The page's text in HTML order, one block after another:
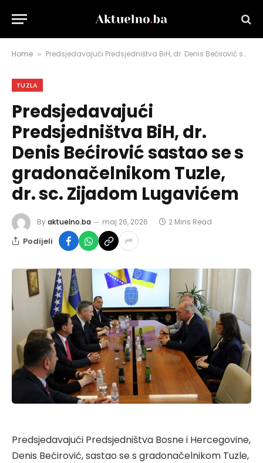
Home » Predsjedavajući Predsjedništva BiH, dr. Denis Bećirović sastao se s gradonačelnikom Tuzle, dr. sc. Zijadom Lugavićem
TUZLA
Predsjedavajući
Predsjedništva BiH, dr.
Denis Bećirović sastao se s
gradonačelnikom Tuzle,
dr. sc. Zijadom Lugavićem
Byaktuelno.ba maj 26, 2026 2 Mins Read
Podijeli
Predsjedavajući Predsjedništva Bosne i Hercegovine,
Denis Bećirović, sastao se s gradonačelnikom Tuzle,